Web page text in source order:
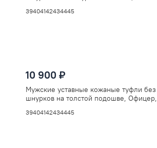
39404142434445
10 900 ₽
Мужские уставные кожаные туфли без
шнурков на толстой подошве, Офицер,
39404142434445